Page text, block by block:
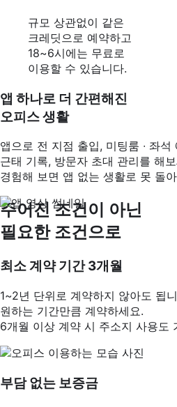
규모 상관없이 같은
크레딧으로 예약하고
18~6시에는 무료로
이용할 수 있습니다.
앱 하나로 더 간편해진
오피스 생활
앱으로 전 지점 출입, 미팅룸 ∙ 좌석
근태 기록, 방문자 초대 관리를 해
경험해 보면 앱 없는 생활로 못 돌
주어진 조건이 아닌
필요한 조건으로
최소 계약 기간 3개월
1~2년 단위로 계약하지 않아도 됩
원하는 기간만큼 계약하세요.
6개월 이상 계약 시 주소지 사용도
부담 없는 보증금